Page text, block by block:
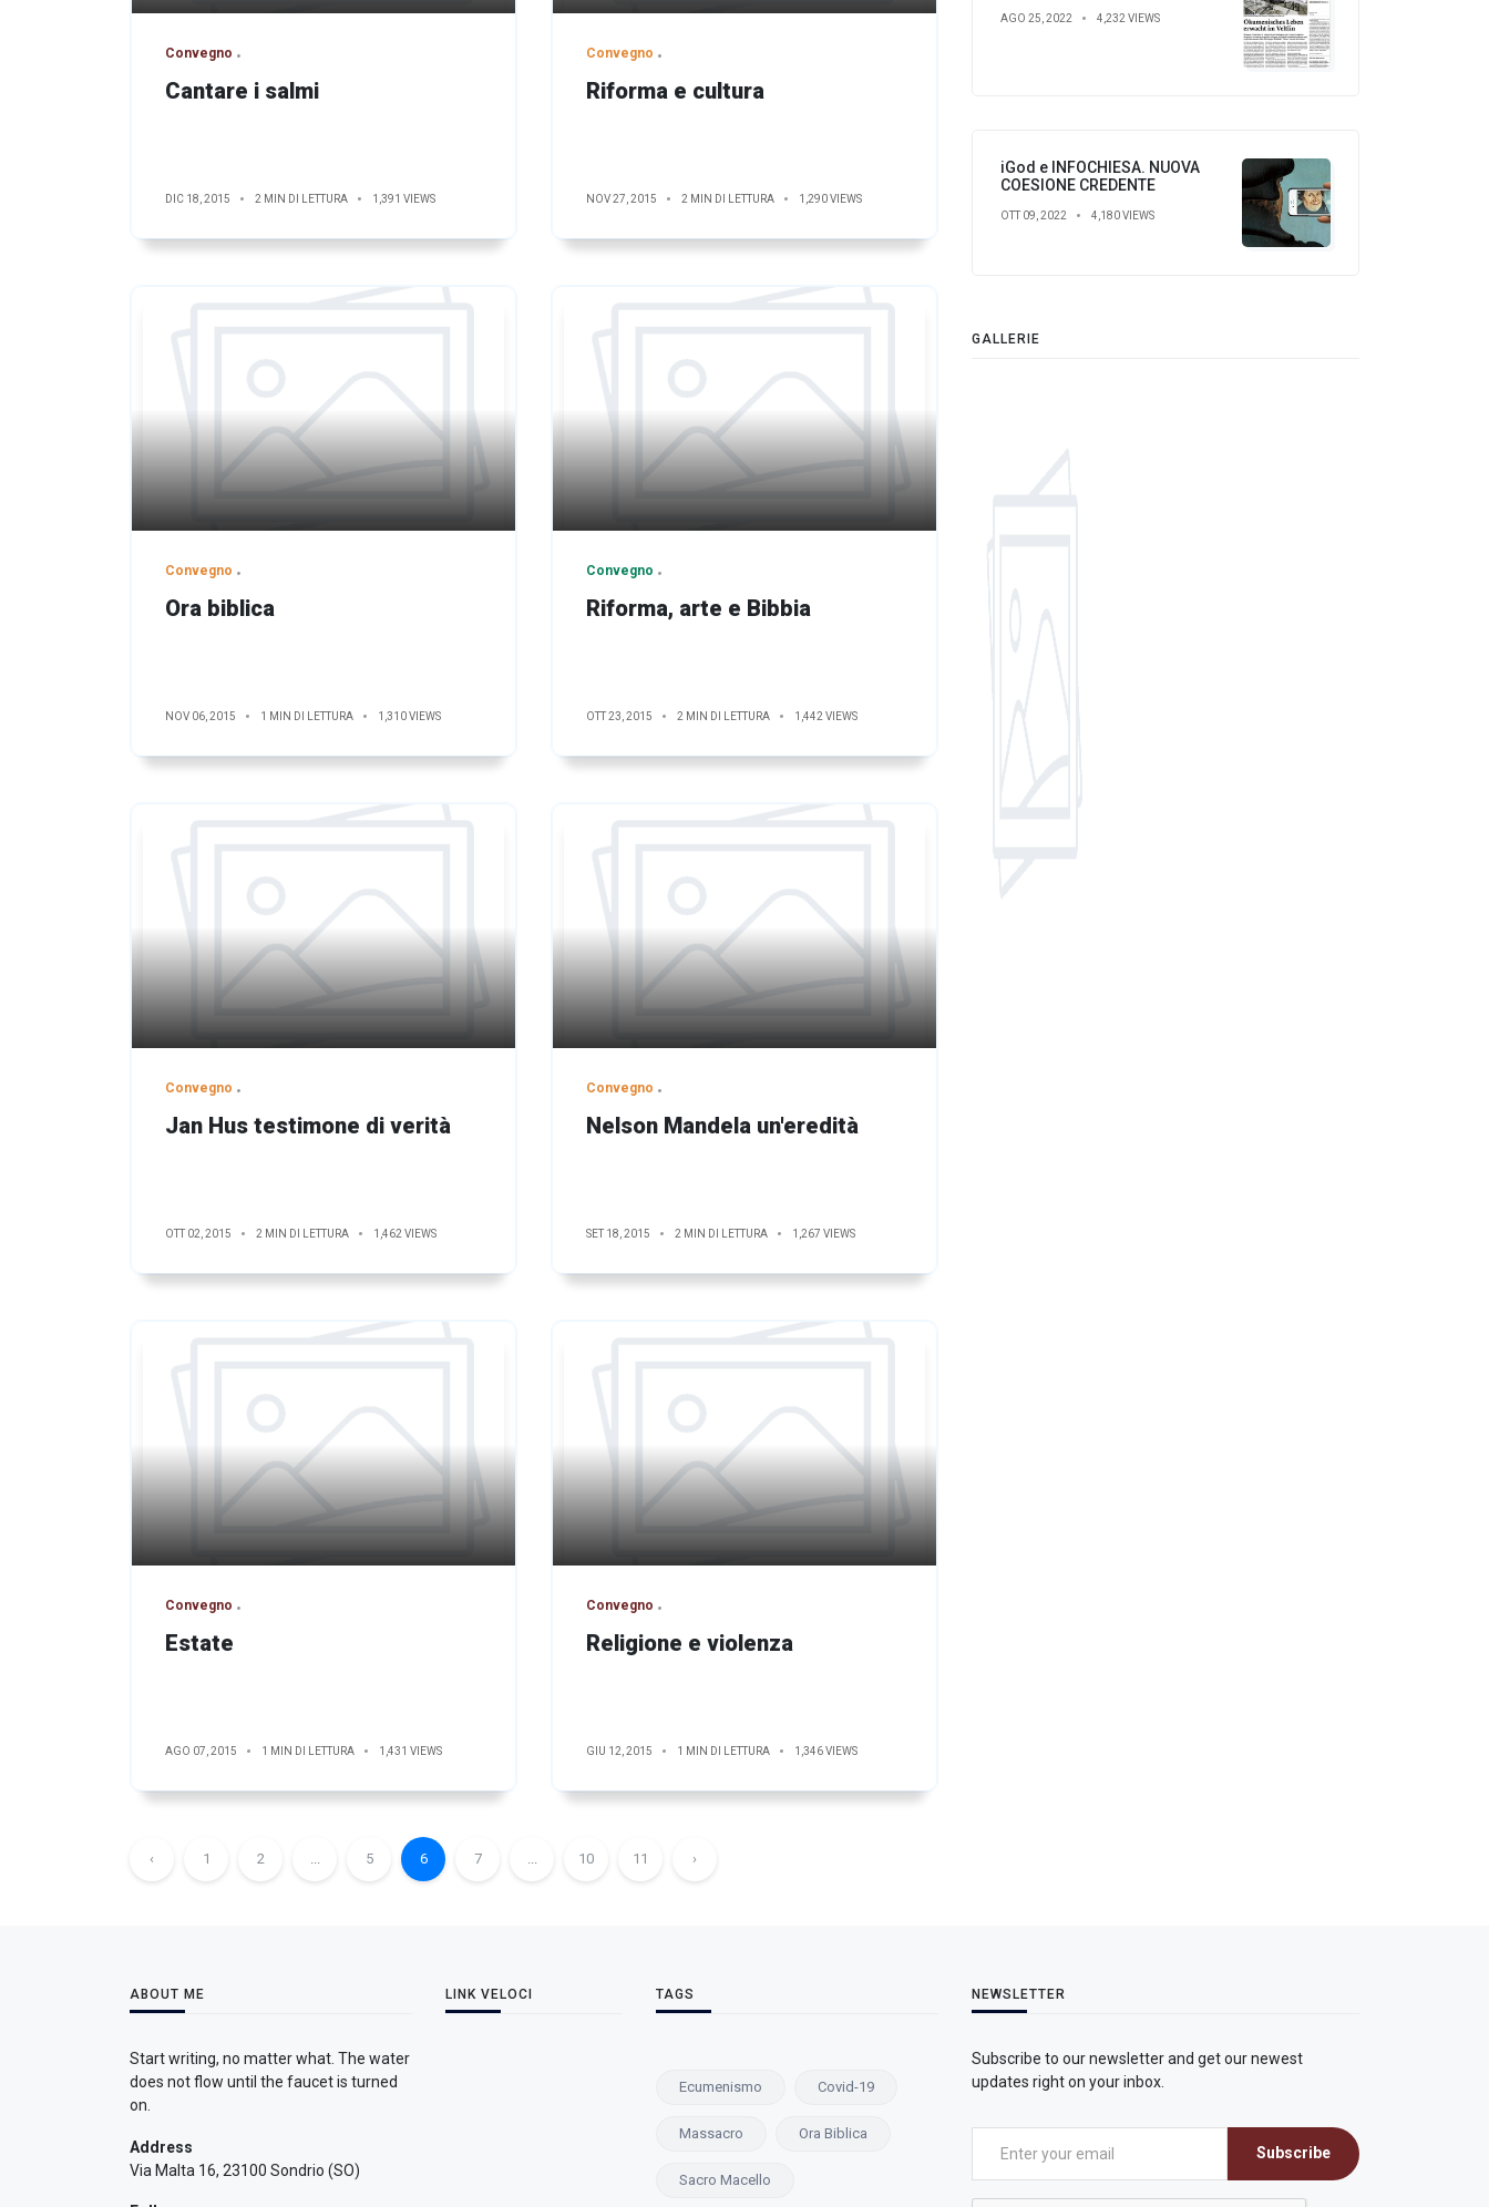
Convegno
Cantare i salmi
DIC 18, 2015 2 MIN DI LETTURA 1,391 VIEWS
Convegno
Riforma e cultura
NOV 27, 2015 2 MIN DI LETTURA 1,290 VIEWS
Convegno
Ora biblica
NOV 06, 2015 1 MIN DI LETTURA 1,310 VIEWS
Convegno
Riforma, arte e Bibbia
OTT 23, 2015 2 MIN DI LETTURA 1,442 VIEWS
Convegno
Jan Hus testimone di verità
OTT 02, 2015 2 MIN DI LETTURA 1,462 VIEWS
Convegno
Nelson Mandela un'eredità
SET 18, 2015 2 MIN DI LETTURA 1,267 VIEWS
Convegno
Estate
AGO 07, 2015 1 MIN DI LETTURA 1,431 VIEWS
Convegno
Religione e violenza
GIU 12, 2015 1 MIN DI LETTURA 1,346 VIEWS
‹ 1 2 5 6 7 10 11 ›
AGO 25, 2022 4,232 VIEWS
iGod e INFOCHIESA. NUOVA
COESIONE CREDENTE
OTT 09, 2022 4,180 VIEWS
GALLERIE
ABOUT ME
Start writing, no matter what. The water
does not flow until the faucet is turned
on.
Address
Via Malta 16, 23100 Sondrio (SO)
LINK VELOCI TAGS
Ecumenismo Covid-19
Massacro Ora Biblica
Sacro Macello
NEWSLETTER
Subscribe to our newsletter and get our newest
updates right on your inbox.
Subscribe